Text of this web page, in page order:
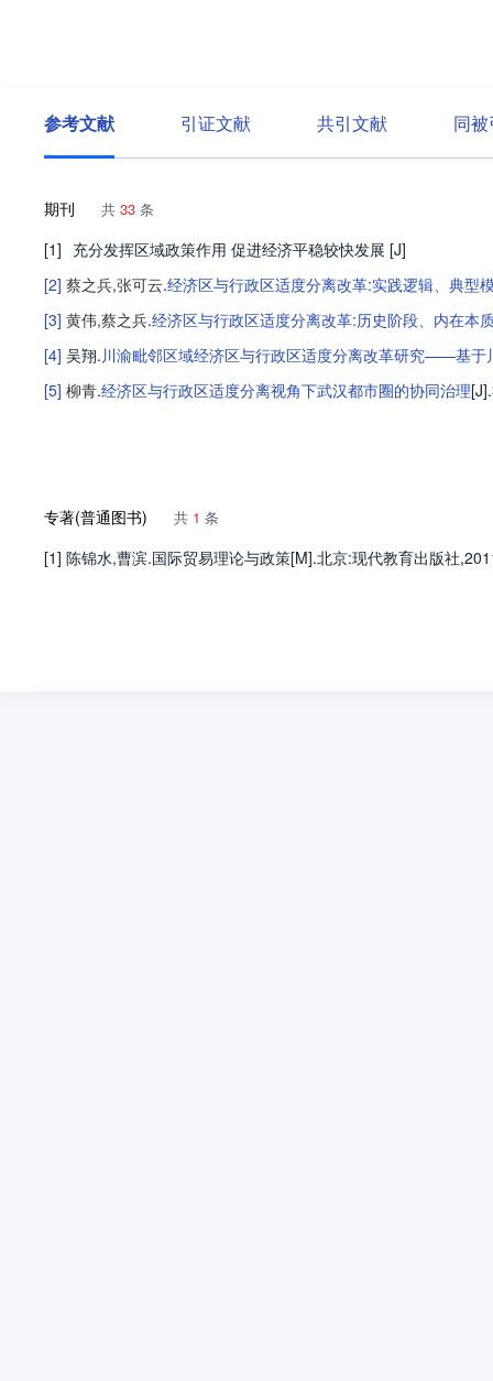
参考文献 引证文献 共引文献 同
期刊 共 33 条
[1] 充分发挥区域政策作用 促进经济平稳较快发展 [J]
[2] 蔡之兵,张可云.经济区与行政区适度分离改革:实践逻辑、典型
[3] 黄伟,蔡之兵.经济区与行政区适度分离改革:历史阶段、内在本
[4] 吴翔.川渝毗邻区域经济区与行政区适度分离改革研究——基于
[5] 柳青.经济区与行政区适度分离视角下武汉都市圈的协同治理[J].
专著(普通图书) 共 1 条
[1] 陈锦水,曹滨.国际贸易理论与政策[M].北京:现代教育出版社